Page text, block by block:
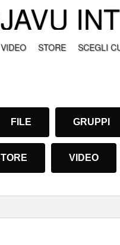
VIDEO STORE SCEGLI
FILE GRUPPI
VIDEO